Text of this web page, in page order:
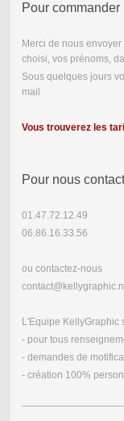
Pour commander
Merci de nous envoyer
choisi, vos prénoms,
Sous quelques jours
mail
Vous trouverez les
Pour nous
01.47.72.12.49
06.86.16.33.56
ou contactez-nous
L'Equipe KellyGraphic
- pour tous
- demandes de
- création 100%